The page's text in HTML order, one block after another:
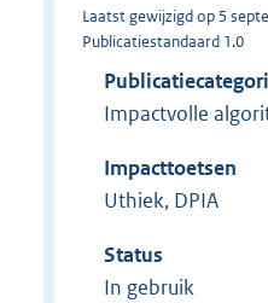
Laatst gewijzigd op 5
Publicatiestandaard 1.0
Impactvolle
Impacttoetsen
Uthiek, DPIA
Status
In gebruik